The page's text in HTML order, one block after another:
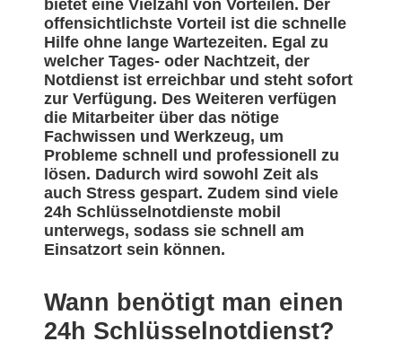
bietet eine Vielzahl von Vorteilen. Der
offensichtlichste Vorteil ist die schnelle
Hilfe ohne lange Wartezeiten. Egal zu
welcher Tages- oder Nachtzeit, der
Notdienst ist erreichbar und steht sofort
zur Verfügung. Des Weiteren verfügen
die Mitarbeiter über das nötige
Fachwissen und Werkzeug, um
Probleme schnell und professionell zu
lösen. Dadurch wird sowohl Zeit als
auch Stress gespart. Zudem sind viele
24h Schlüsselnotdienste mobil
unterwegs, sodass sie schnell am
Einsatzort sein können.
Wann benötigt man einen
24h Schlüsselnotdienst?